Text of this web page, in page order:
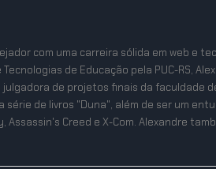
com uma carreira sólida em web e
de Educação pela PUC-RS,
de projetos finais da faculdade
de livros "Duna", além de ser um
Assassin's Creed e X-Com. Alexandre